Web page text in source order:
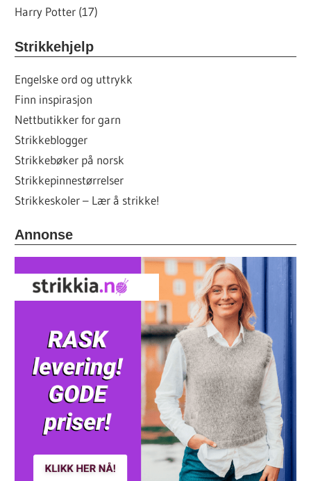
Harry Potter (17)
Strikkehjelp
Engelske ord og uttrykk
Finn inspirasjon
Nettbutikker for garn
Strikkeblogger
Strikkebøker på norsk
Strikkepinnestørrelser
Strikkeskoler – Lær å strikke!
Annonse